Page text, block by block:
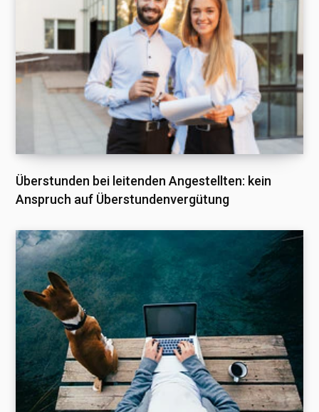
Überstunden bei leitenden Angestellten: kein
Anspruch auf Überstundenvergütung